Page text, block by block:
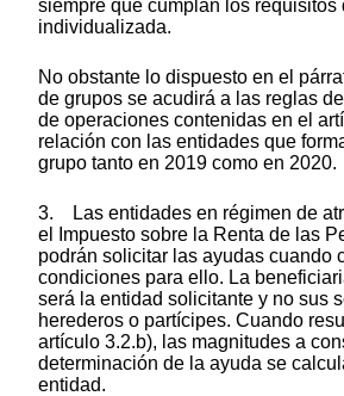
siempre que cumplan los requisitos
individualizada.
No obstante lo dispuesto en el
de grupos se acudirá a las reglas
de operaciones contenidas en el
relación con las entidades que
grupo tanto en 2019 como en 2020.
3. Las entidades en régimen de
el Impuesto sobre la Renta de las
podrán solicitar las ayudas cuando
condiciones para ello. La
será la entidad solicitante y no sus
herederos o partícipes. Cuando
artículo 3.2.b), las magnitudes a
determinación de la ayuda se
entidad.